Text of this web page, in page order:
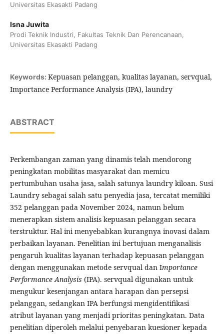
Universitas Ekasakti Padang
Isna Juwita
Prodi Teknik Industri, Fakultas Teknik Dan Perencanaan,
Universitas Ekasakti Padang
Keywords: Kepuasan pelanggan, kualitas layanan, servqual,
Importance Performance Analysis (IPA), laundry
ABSTRACT
Perkembangan zaman yang dinamis telah mendorong
peningkatan mobilitas masyarakat dan memicu
pertumbuhan usaha jasa, salah satunya laundry kiloan. Susi
Laundry sebagai salah satu penyedia jasa, tercatat memiliki
352 pelanggan pada November 2024, namun belum
menerapkan sistem analisis kepuasan pelanggan secara
terstruktur. Hal ini menyebabkan kurangnya inovasi dalam
perbaikan layanan. Penelitian ini bertujuan menganalisis
pengaruh kualitas layanan terhadap kepuasan pelanggan
dengan menggunakan metode servqual dan Importance
Performance Analysis (IPA). servqual digunakan untuk
mengukur kesenjangan antara harapan dan persepsi
pelanggan, sedangkan IPA berfungsi mengidentifikasi
atribut layanan yang menjadi prioritas peningkatan. Data
penelitian diperoleh melalui penyebaran kuesioner kepada